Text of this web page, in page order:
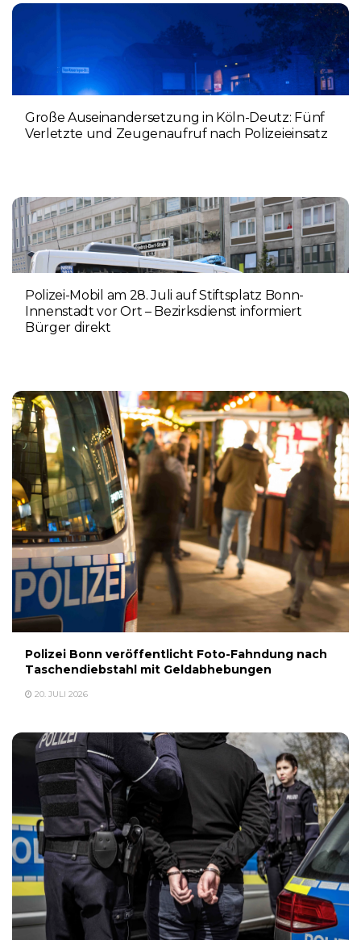
Große Auseinandersetzung in Köln-Deutz: Fünf
Verletzte und Zeugenaufruf nach Polizeieinsatz
Polizei-Mobil am 28. Juli auf Stiftsplatz Bonn-
Innenstadt vor Ort – Bezirksdienst informiert
Bürger direkt
Polizei Bonn veröffentlicht Foto-Fahndung nach
Taschendiebstahl mit Geldabhebungen
20. JULI 2026